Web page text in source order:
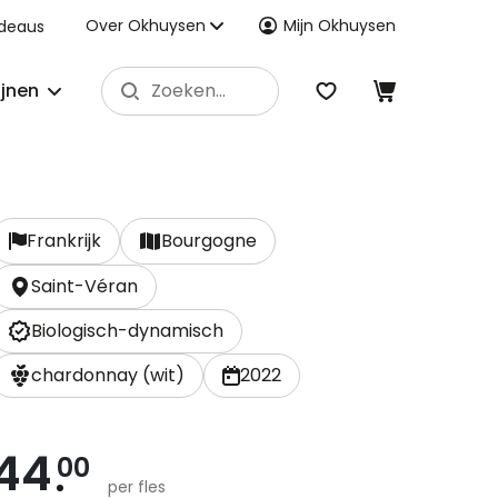
Over Okhuysen Mijn Okhuysen
Frankrijk
Bourgogne
Saint-Véran
Biologisch-dynamisch
chardonnay (wit)
2022
00
per fles